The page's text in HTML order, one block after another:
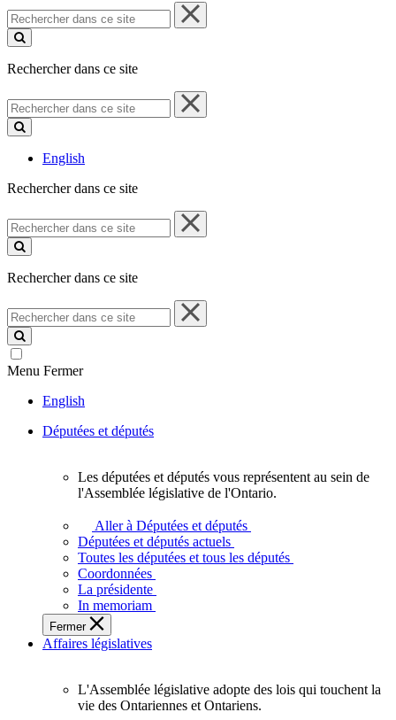
Rechercher
dans
ce
Rechercher dans ce site
Rechercher
dans
ce
English
Rechercher dans ce site
Rechercher
dans
ce
Rechercher dans ce site
Rechercher
dans
ce
site
Menu Fermer
English
Députées et députés
députés
vous
représentent
sein
de
l'Assemblée
législative
l'Ontario.
Les députées et députés vous représentent au sein de
l'Assemblée législative de l'Ontario.
Aller à Députées et députés
Députées et députés actuels
Toutes les députées et tous les députés
Coordonnées
La présidente
In memoriam
Fermer
Affaires législatives
L'Assemblée
L'Assemblée législative adopte des lois qui touchent la
vie des Ontariennes et Ontariens.